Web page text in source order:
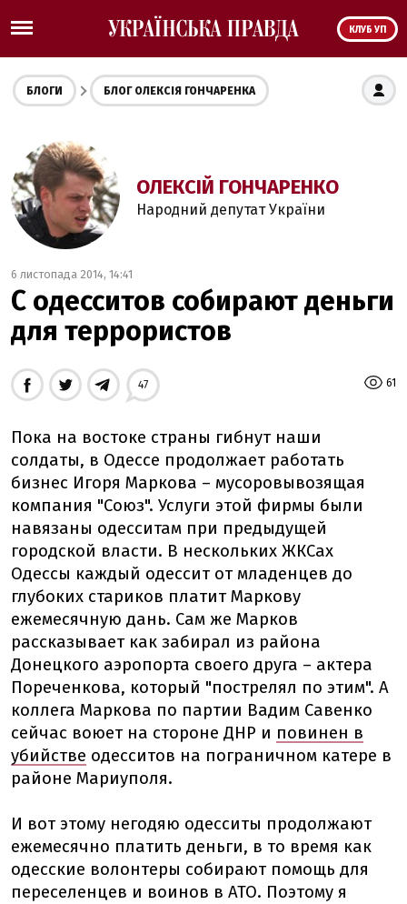
КЛУБ УП
БЛОГИ БЛОГ ОЛЕКСІЯ ГОНЧАРЕНКА
ОЛЕКСІЙ ГОНЧАРЕНКО
Народний депутат України
6 листопада 2014, 14:41
C одесситов собирают деньги
для террористов
61
47
Пока на востоке страны гибнут наши
солдаты, в Одессе продолжает работать
бизнес Игоря Маркова – мусоровывозящая
компания "Союз". Услуги этой фирмы были
навязаны одесситам при предыдущей
городской власти. В нескольких ЖКСах
Одессы каждый одессит от младенцев до
глубоких стариков платит Маркову
ежемесячную дань. Сам же Марков
рассказывает как забирал из района
Донецкого аэропорта своего друга – актера
Пореченкова, который "пострелял по этим". А
коллега Маркова по партии Вадим Савенко
сейчас воюет на стороне ДНР и повинен в
убийстве одесситов на пограничном катере в
районе Мариуполя.
И вот этому негодяю одесситы продолжают
ежемесячно платить деньги, в то время как
одесские волонтеры собирают помощь для
переселенцев и воинов в АТО. Поэтому я